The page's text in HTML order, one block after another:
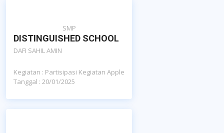
SMP
DISTINGUISHED SCHOOL
DAFI SAHIL AMIN
Kegiatan : Partisipasi Kegiatan Apple
Tanggal : 20/01/2025